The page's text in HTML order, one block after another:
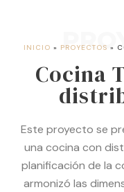
INICIO » PROYECTOS »
Cocina
Este proyecto se
una cocina con
planificación de la
armonizó las